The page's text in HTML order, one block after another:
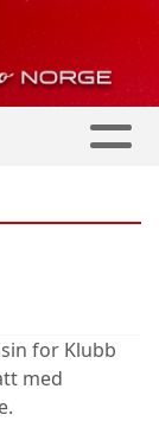
for Klubb
med